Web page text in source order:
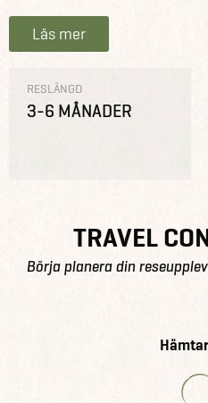
Läs mer
RESLÄNGD
3-6 MÅNADER
TRAVEL
Börja planera din